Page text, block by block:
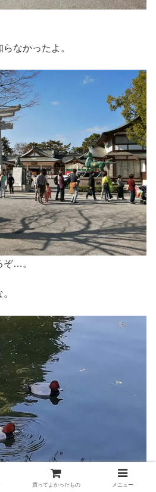
なかったよ。
ぞ…。
買ってよかったもの メニュー